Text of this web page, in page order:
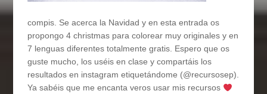
compis. Se acerca la Navidad y en esta entrada os
propongo 4 christmas para colorear muy originales y en
7 lenguas diferentes totalmente gratis. Espero que os
guste mucho, los uséis en clase y compartáis los
resultados en instagram etiquetándome (@recursosep).
Ya sabéis que me encanta veros usar mis recursos